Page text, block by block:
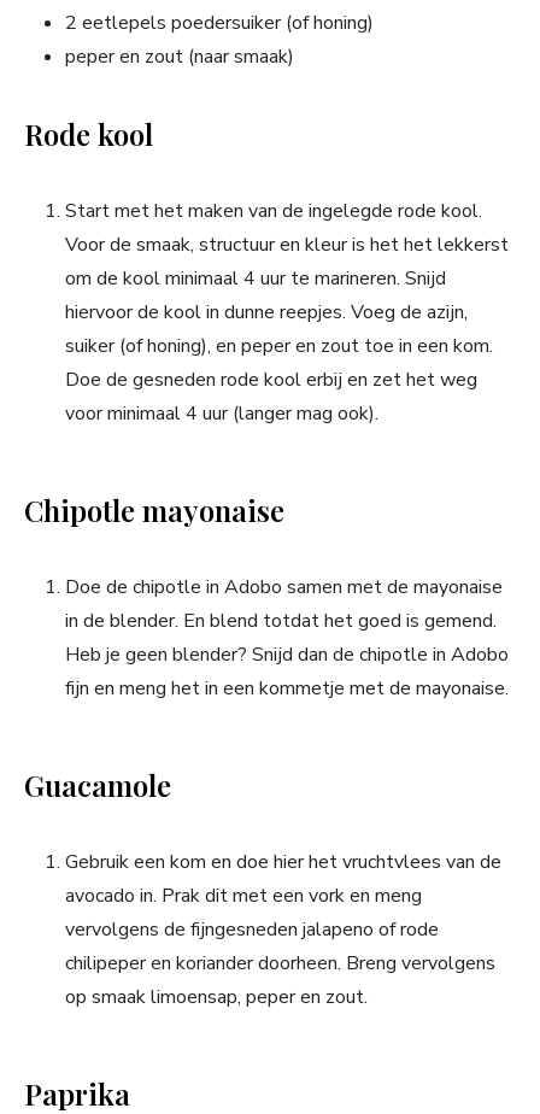
2 eetlepels poedersuiker (of honing)
peper en zout (naar smaak)
Rode kool
Start met het maken van de ingelegde rode kool.
Voor de smaak, structuur en kleur is het het lekkerst
om de kool minimaal 4 uur te marineren. Snijd
hiervoor de kool in dunne reepjes. Voeg de azijn,
suiker (of honing), en peper en zout toe in een kom.
Doe de gesneden rode kool erbij en zet het weg
voor minimaal 4 uur (langer mag ook).
Chipotle mayonaise
Doe de chipotle in Adobo samen met de mayonaise
in de blender. En blend totdat het goed is gemend.
Heb je geen blender? Snijd dan de chipotle in Adobo
fijn en meng het in een kommetje met de mayonaise.
Guacamole
Gebruik een kom en doe hier het vruchtvlees van de
avocado in. Prak dit met een vork en meng
vervolgens de fijngesneden jalapeno of rode
chilipeper en koriander doorheen. Breng vervolgens
op smaak limoensap, peper en zout.
Paprika